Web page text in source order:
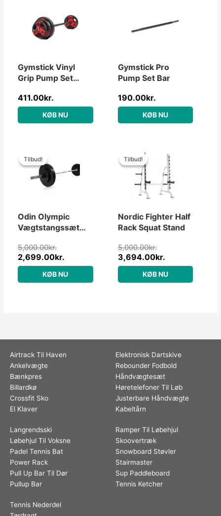
Gymstick Vinyl
Grip Pump Set
411.00kr.
KØB NU
Gymstick Pro
Pump Set Bar
190.00kr.
KØB NU
Tilbud!
Tilbud!
Odin Olympic
Vægtstangssæt
55kg
5,000.00kr.
pris
2,699.00kr.
pris
er:
KØB NU
Tilbud!
Tilbud!
Nordic Fighter Half
Rack Squat Stand
5,000.00kr.
oprindelige
pris
var:
5,000.00kr..
3,694.00kr.
aktuelle
pris
er:
3,694.00kr..
KØB NU
Airtrack Til Haven
Ankelvægte
Bænkpres
Billardkø
Crossfit Sko
El Klaver
Elektronisk Dartskive
Rebounder Fodbold
Håndvægtesæt
Høretelefoner Til Løb
Justerbare Håndvægte
Kabeltårn
Langrendsski
Løbehjul Til Voksne
Padel Tennis Bat
Power Rack
Pull Up Bar Til Dør
Pullup Bar
Ramper Til Løbehjul
Skoovertræk
Snowboard Støvler
Stairmaster
Sup Paddleboard
Tennis Ketcher
Tennis Nederdel